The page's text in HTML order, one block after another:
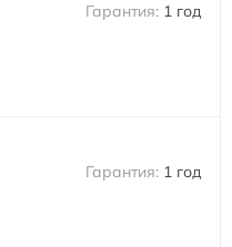
1 год
1 год